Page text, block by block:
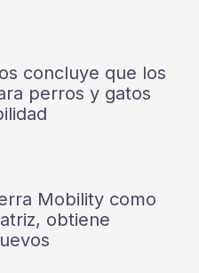
concluye que los
perros y gatos
Mobility como
obtiene